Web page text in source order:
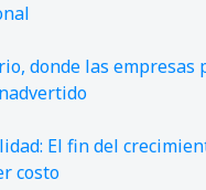
donde las empresas
El fin del
costo